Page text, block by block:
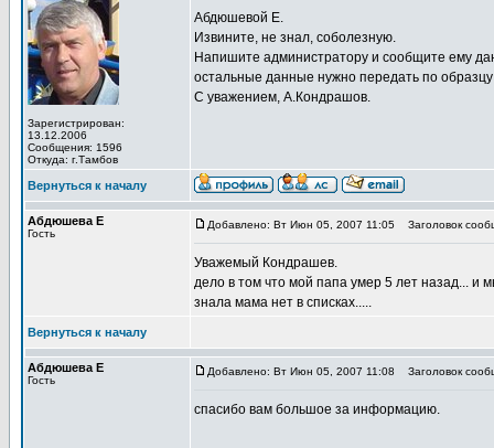
Зарегистрирован:
13.12.2006
Сообщения: 1596
Откуда: г.Тамбов
Абдюшевой Е.
Извините, не знал, соболезную.
Напишите администратору и сообщите ему
остальные данные нужно передать по
С уважением, А.Кондрашов.
Вернуться к началу
Абдюшева Е
Гость
Добавлено: Вт Июн 05, 2007 11:05 Заголовок
Уважемый Кондрашев.
дело в том что мой папа умер 5 лет назад... и
знала мама нет в списках.....
Вернуться к началу
Абдюшева Е
Гость
Добавлено: Вт Июн 05, 2007 11:08 Заголовок
спасибо вам большое за информацию.